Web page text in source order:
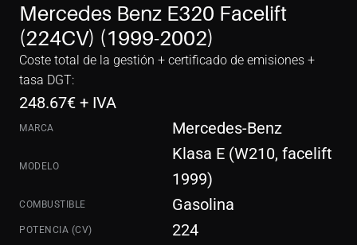
Mercedes Benz E320 Facelift
(224CV) (1999-2002)
Coste total de la gestión + certificado de emisiones +
tasa DGT:
248.67€ + IVA
MARCA Mercedes-Benz
MODELO
Klasa E (W210, facelift
1999)
COMBUSTIBLE Gasolina
POTENCIA (CV) 224